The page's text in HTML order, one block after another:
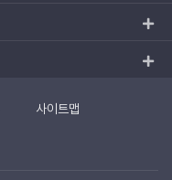
사이트맵